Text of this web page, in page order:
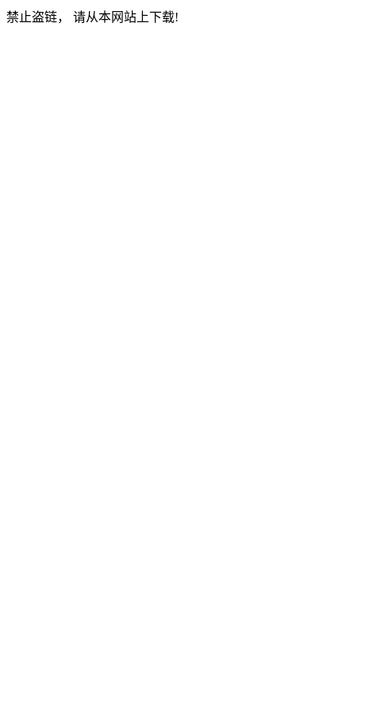
禁止盗链， 请从本网站上下载!